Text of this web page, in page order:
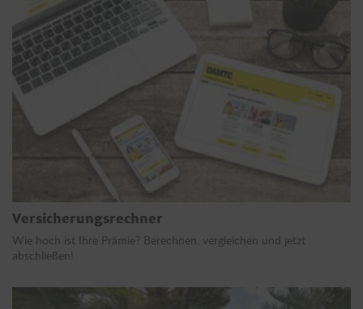
Versicherungsrechner
Wie hoch ist Ihre Prämie? Berechnen, vergleichen und jetzt
abschließen!